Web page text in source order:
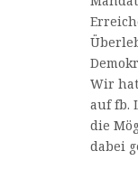
Wir
auf fb.
die
dabei